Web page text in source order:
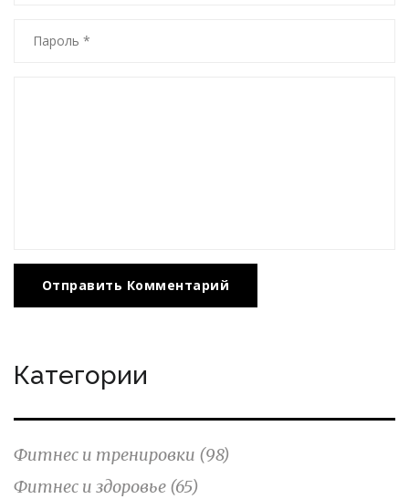
Отправить Комментарий
Категории
Фитнес и тренировки (98)
Фитнес и здоровье (65)